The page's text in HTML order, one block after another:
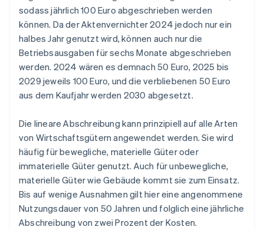
sodass jährlich 100 Euro abgeschrieben werden
können. Da der Aktenvernichter 2024 jedoch nur ein
halbes Jahr genutzt wird, können auch nur die
Betriebsausgaben für sechs Monate abgeschrieben
werden. 2024 wären es demnach 50 Euro, 2025 bis
2029 jeweils 100 Euro, und die verbliebenen 50 Euro
aus dem Kaufjahr werden 2030 abgesetzt.
Die lineare Abschreibung kann prinzipiell auf alle Arten
von Wirtschaftsgütern angewendet werden. Sie wird
häufig für bewegliche, materielle Güter oder
immaterielle Güter genutzt. Auch für unbewegliche,
materielle Güter wie Gebäude kommt sie zum Einsatz.
Bis auf wenige Ausnahmen gilt hier eine angenommene
Nutzungsdauer von 50 Jahren und folglich eine jährliche
Abschreibung von zwei Prozent der Kosten.